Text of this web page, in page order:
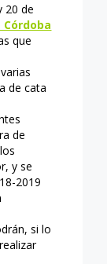
20 de
Córdoba
que
de cata
de
y se
2019
si lo